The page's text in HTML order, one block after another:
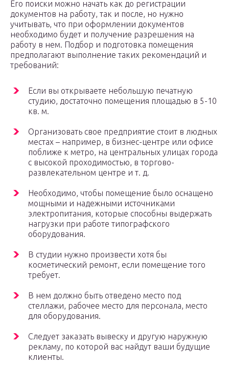
Его поиски можно начать как до регистрации
документов на работу, так и после, но нужно
учитывать, что при оформлении документов
необходимо будет и получение разрешения на
работу в нем. Подбор и подготовка помещения
предполагают выполнение таких рекомендаций и
требований:
Если вы открываете небольшую печатную
студию, достаточно помещения площадью в 5-10
кв. м.
Организовать свое предприятие стоит в людных
местах – например, в бизнес-центре или офисе
поближе к метро, на центральных улицах города
с высокой проходимостью, в торгово-
развлекательном центре и т. д.
Необходимо, чтобы помещение было оснащено
мощными и надежными источниками
электропитания, которые способны выдержать
нагрузки при работе типографского
оборудования.
В студии нужно произвести хотя бы
косметический ремонт, если помещение того
требует.
В нем должно быть отведено место под
стеллажи, рабочее место для персонала, место
для оборудования.
Следует заказать вывеску и другую наружную
рекламу, по которой вас найдут ваши будущие
клиенты.